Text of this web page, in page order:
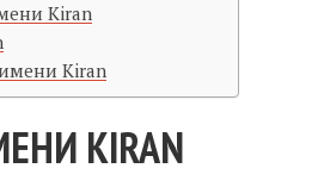
Kiran
Kiran
KIRAN